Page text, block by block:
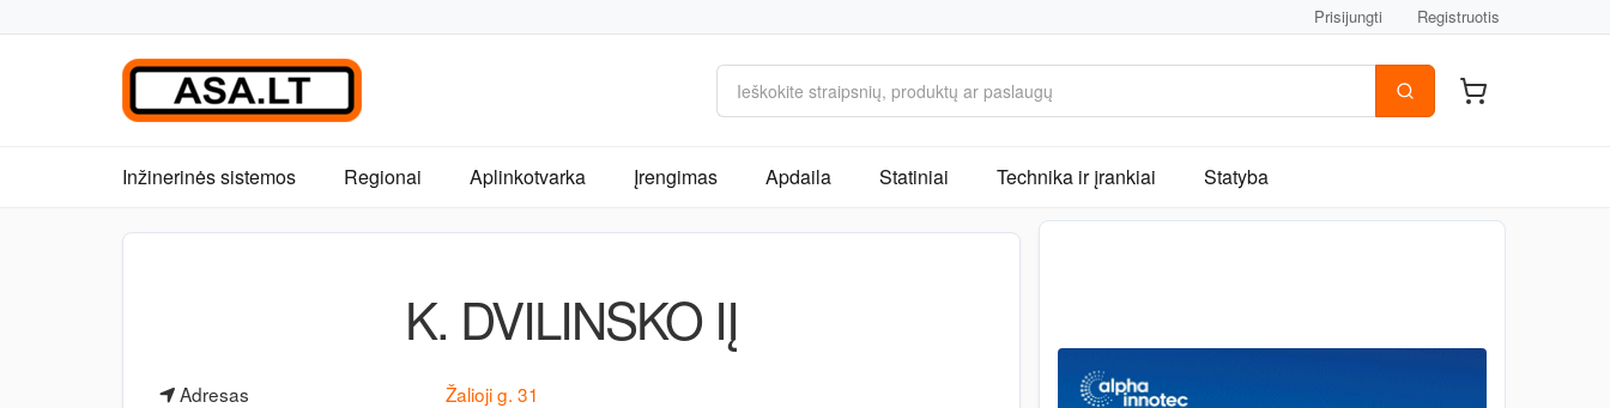
Prisijungti Registruotis
Inžinerinės sistemos Regionai Aplinkotvarka Įrengimas Apdaila Statiniai Technika ir įrankiai Statyba
K. DVILINSKO IĮ
Adresas
Žalioji g. 31